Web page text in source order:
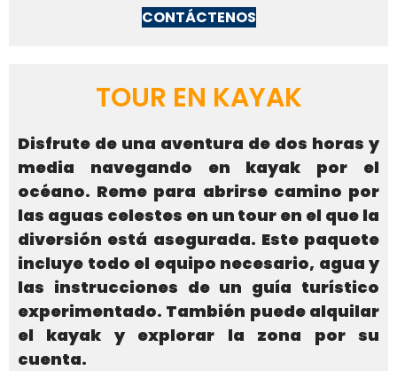
CONTÁCTENOS
TOUR EN KAYAK
Disfrute de una aventura de dos horas y
media navegando en kayak por el
océano. Reme para abrirse camino por
las aguas celestes en un tour en el que la
diversión está asegurada. Este paquete
incluye todo el equipo necesario, agua y
las instrucciones de un guía turístico
experimentado. También puede alquilar
el kayak y explorar la zona por su
cuenta.